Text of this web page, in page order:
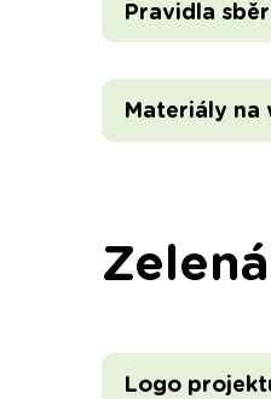
Pravidla
Materiály na
Logo